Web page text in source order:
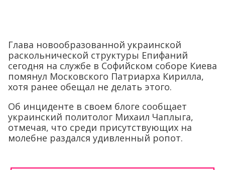
Глава новообразованной украинской
раскольнической структуры Епифаний
сегодня на службе в Софийском соборе Киева
помянул Московского Патриарха Кирилла,
хотя ранее обещал не делать этого.
Об инциденте в своем блоге сообщает
украинский политолог Михаил Чаплыга,
отмечая, что среди присутствующих на
молебне раздался удивленный ропот.